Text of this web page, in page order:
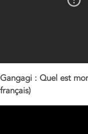
Gangagi : Quel est
français)